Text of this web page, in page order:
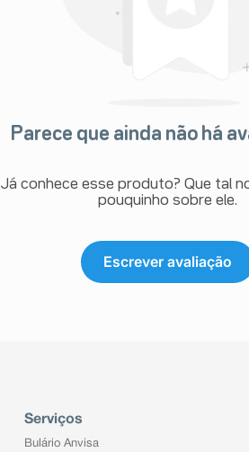
Parece que ainda não há
Já conhece esse produto? Que tal
pouquinho sobre ele.
Escrever avaliação
Serviços
Bulário Anvisa